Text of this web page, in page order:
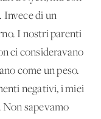
Invece di un
I nostri parenti
ci consideravano
come un peso.
negativi, i miei
Non sapevamo